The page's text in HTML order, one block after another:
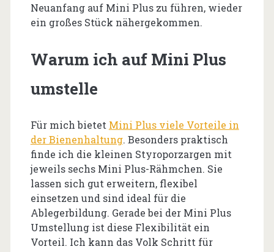
Neuanfang auf Mini Plus zu führen, wieder
ein großes Stück nähergekommen.
Warum ich auf Mini Plus
umstelle
Für mich bietet Mini Plus viele Vorteile in
der Bienenhaltung. Besonders praktisch
finde ich die kleinen Styroporzargen mit
jeweils sechs Mini Plus-Rähmchen. Sie
lassen sich gut erweitern, flexibel
einsetzen und sind ideal für die
Ablegerbildung. Gerade bei der Mini Plus
Umstellung ist diese Flexibilität ein
Vorteil. Ich kann das Volk Schritt für